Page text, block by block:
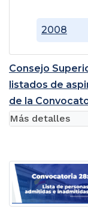
2008
Consejo
listados de
de la
Más detalles